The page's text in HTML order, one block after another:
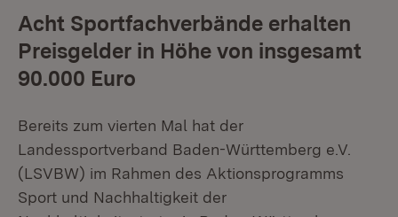
Acht Sportfachverbände erhalten
Preisgelder in Höhe von insgesamt
90.000 Euro
Bereits zum vierten Mal hat der
Landessportverband Baden-Württemberg e.V.
(LSVBW) im Rahmen des Aktionsprogramms
Sport und Nachhaltigkeit der